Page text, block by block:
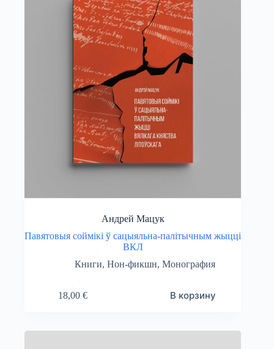
Андрей Мацук
Павятовыя соймікі ў сацыяльна-палітычным жыцці
ВКЛ
Книги,Нон-фикшн,Монография
18,00 € В корзину